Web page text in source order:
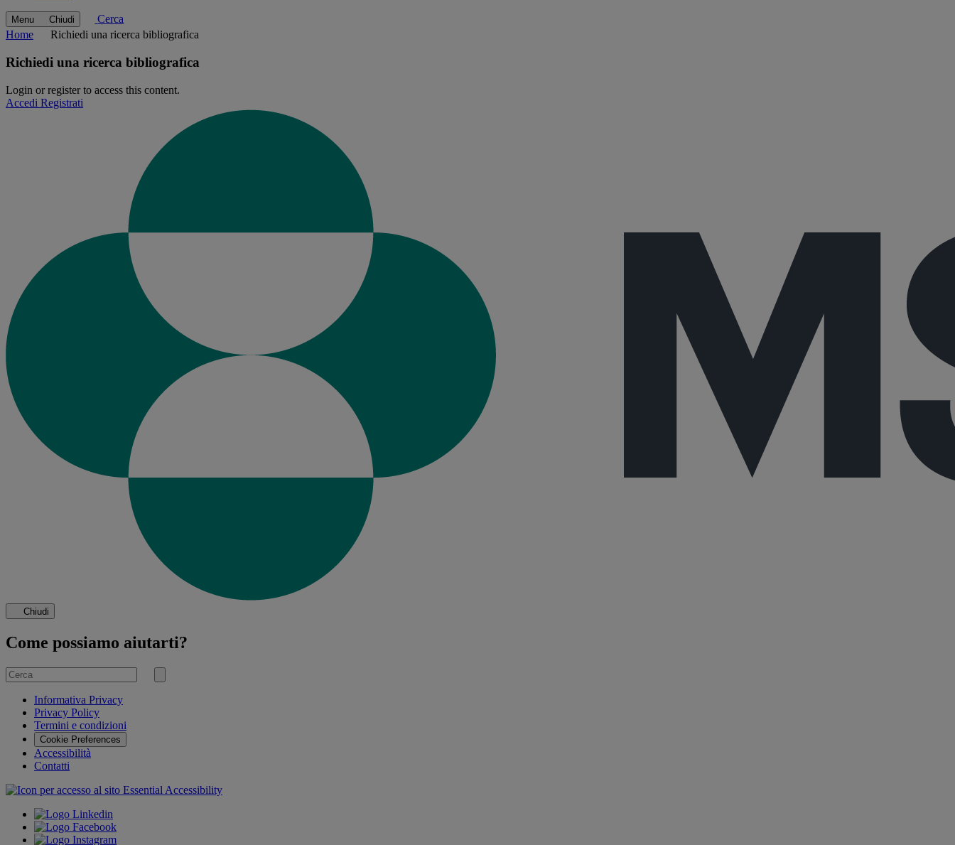
Menu Chiudi
Cerca
Home
Richiedi una ricerca bibliografica
Richiedi una ricerca bibliografica
Login or register to access this content.
Accedi Registrati
Chiudi
Come possiamo aiutarti?
Cerca
per
Invia
Informativa Privacy
Privacy Policy
Termini e condizioni
Cookie Preferences
Accessibilità
Contatti